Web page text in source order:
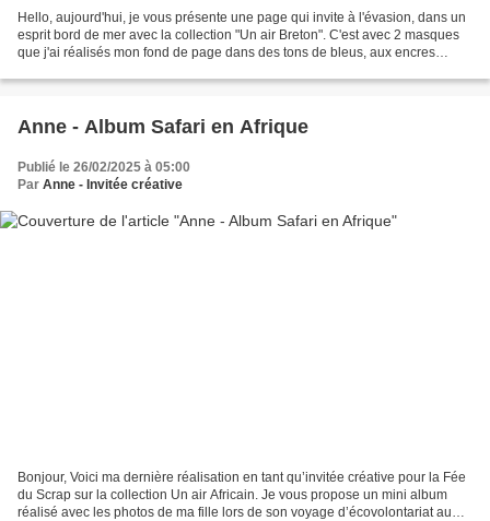
Hello, aujourd'hui, je vous présente une page qui invite à l'évasion, dans un
esprit bord de mer avec la collection "Un air Breton". C'est avec 2 masques
que j'ai réalisés mon fond de page dans des tons de bleus, aux encres
Anne - Album Safari en Afrique
Publié le 26/02/2025 à 05:00
Par Anne - Invitée créative
Bonjour, Voici ma dernière réalisation en tant qu’invitée créative pour la Fée
du Scrap sur la collection Un air Africain. Je vous propose un mini album
réalisé avec les photos de ma fille lors de son voyage d’écovolontariat au